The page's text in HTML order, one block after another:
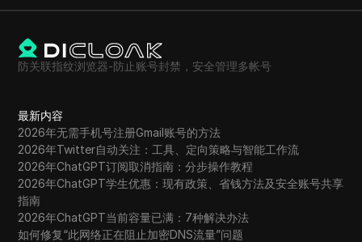
防关联指纹浏览器-防止账号封禁，安全管理多帐号
最新内容
2026年无需手机号注册Gmail账号的方法
2026年Twitter自动关注：工具、定向策略与智能工作流
2026年ChatGPT订阅取消指南：分步操作教程
2026年ChatGPT学生优惠：现有政策、省钱方法及安全账号共享
指南
2026年ChatGPT当前容量已满：7种解决办法
如何修复“此网络正在阻止加密DNS流量”问题